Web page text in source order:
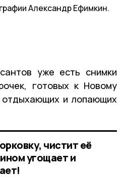
Александр Ефимкин.
уже есть снимки
готовых к Новому
отдыхающих и лопающих
чистит её
угощает и